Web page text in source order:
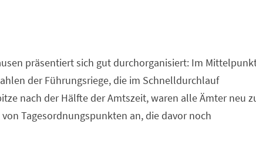
präsentiert sich gut durchorganisiert: Im
der Führungsriege, die im Schnelldurchlauf
nach der Hälfte der Amtszeit, waren alle Ämter neu
Tagesordnungspunkten an, die davor noch